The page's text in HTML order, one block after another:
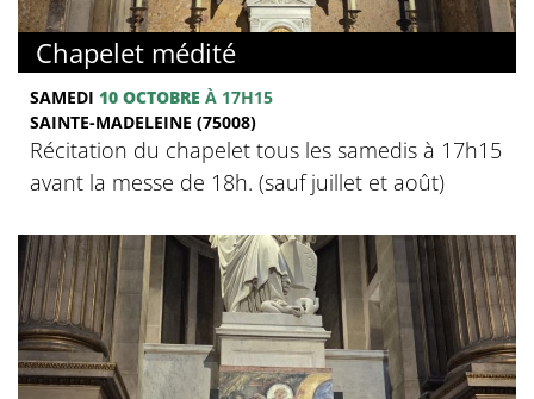
Chapelet médité
SAMEDI 10 OCTOBRE À 17H15
SAINTE-MADELEINE (75008)
Récitation du chapelet tous les samedis à 17h15
avant la messe de 18h. (sauf juillet et août)